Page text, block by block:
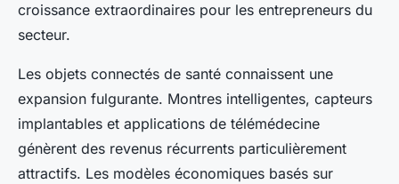
croissance extraordinaires pour les entrepreneurs du
secteur.
Les objets connectés de santé connaissent une
expansion fulgurante. Montres intelligentes, capteurs
implantables et applications de télémédecine
génèrent des revenus récurrents particulièrement
attractifs. Les modèles économiques basés sur